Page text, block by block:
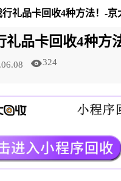
礼品卡回收4种方
324